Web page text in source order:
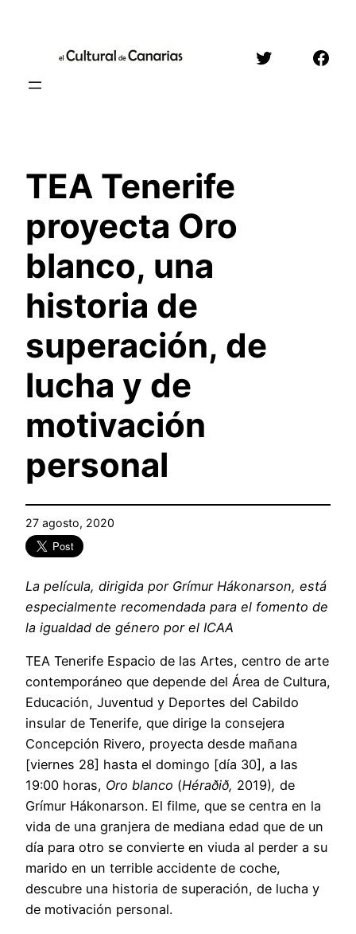
contenido
Twitter
TEA Tenerife
proyecta Oro
blanco, una
historia de
superación, de
lucha y de
motivación
personal
27 agosto, 2020
La película, dirigida por Grímur Hákonarson, está
especialmente recomendada para el fomento de
la igualdad de género por el ICAA
TEA Tenerife Espacio de las Artes, centro de arte
contemporáneo que depende del Área de Cultura,
Educación, Juventud y Deportes del Cabildo
insular de Tenerife, que dirige la consejera
Concepción Rivero, proyecta desde mañana
[viernes 28] hasta el domingo [día 30], a las
19:00 horas, Oro blanco (Héraðið, 2019), de
Grímur Hákonarson. El filme, que se centra en la
vida de una granjera de mediana edad que de un
día para otro se convierte en viuda al perder a su
marido en un terrible accidente de coche,
descubre una historia de superación, de lucha y
de motivación personal.